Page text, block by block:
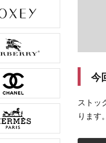
今
ストッ
ります。